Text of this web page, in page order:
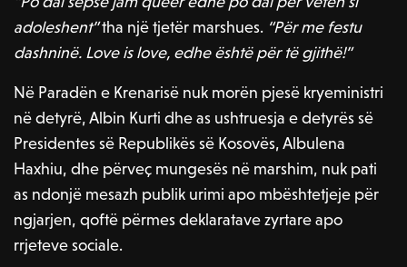
adoleshent”tha një tjetër marshues. “Për me festu
dashninë. Love is love, edhe është për të gjithë!”
Në Paradën e Krenarisë nuk morën pjesë kryeministri
në detyrë, Albin Kurti dhe as ushtruesja e detyrës së
Presidentes së Republikës së Kosovës, Albulena
Haxhiu, dhe përveç mungesës në marshim, nuk pati
as ndonjë mesazh publik urimi apo mbështetjeje për
ngjarjen, qoftë përmes deklaratave zyrtare apo
rrjeteve sociale.